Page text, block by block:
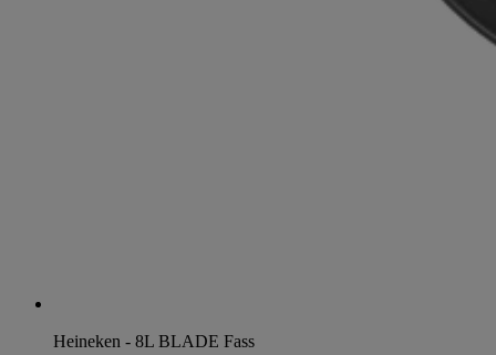
Heineken - 8L BLADE Fass